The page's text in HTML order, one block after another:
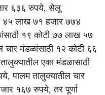
६३६ रुपये, सेलू
४५ लाख ७१ हजार ७७४
१९ कोटी ७७ लाख ५७
चार मंडळांसाठी १२ कोटी ६६
एका मंडळासाठी
पालम तालुक्यातील चार
१६७ रुपये, तर पूर्णा